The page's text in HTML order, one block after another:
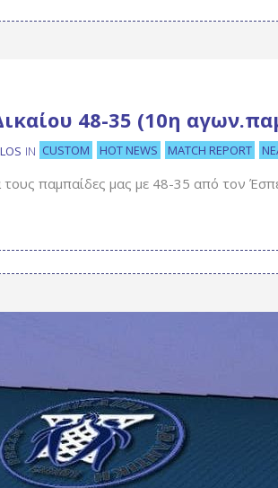
48-35 (10η
IN CUSTOM HOT NEWS MATCH REPORT
παμπαίδες μας με 48-35 από τον